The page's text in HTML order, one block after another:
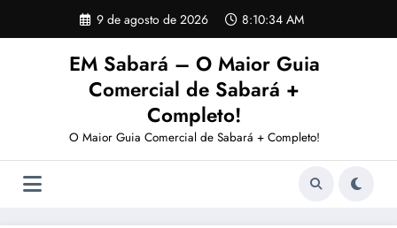
o
9 de agosto de 2026 8:10:35 AM
EM Sabará – O Maior Guia
Comercial de Sabará +
Completo!
O Maior Guia Comercial de Sabará + Completo!